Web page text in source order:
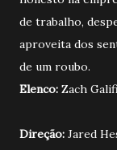
de trabalho,
aproveita dos
de um
Elenco: Zach
Direção: Jared